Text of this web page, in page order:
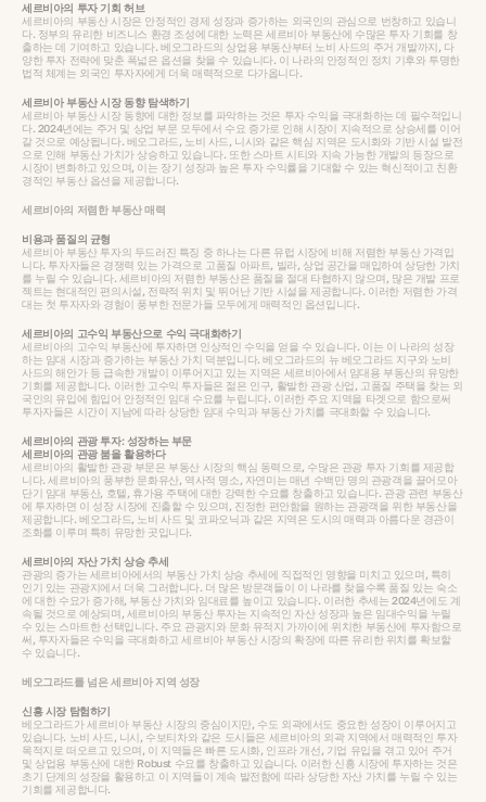
세르비아의 투자 기회 허브
세르비아의 부동산 시장은 안정적인 경제 성장과 증가하는 외국인의 관심으로 번창하고 있습니
다. 정부의 유리한 비즈니스 환경 조성에 대한 노력은 세르비아 부동산에 수많은 투자 기회를 창
출하는 데 기여하고 있습니다. 베오그라드의 상업용 부동산부터 노비 사드의 주거 개발까지, 다
양한 투자 전략에 맞춘 폭넓은 옵션을 찾을 수 있습니다. 이 나라의 안정적인 정치 기후와 투명한
법적 체계는 외국인 투자자에게 더욱 매력적으로 다가옵니다.
세르비아 부동산 시장 동향 탐색하기
세르비아 부동산 시장 동향에 대한 정보를 파악하는 것은 투자 수익을 극대화하는 데 필수적입니
다. 2024년에는 주거 및 상업 부문 모두에서 수요 증가로 인해 시장이 지속적으로 상승세를 이어
갈 것으로 예상됩니다. 베오그라드, 노비 사드, 니시와 같은 핵심 지역은 도시화와 기반 시설 발전
으로 인해 부동산 가치가 상승하고 있습니다. 또한 스마트 시티와 지속 가능한 개발의 등장으로
시장이 변화하고 있으며, 이는 장기 성장과 높은 투자 수익률을 기대할 수 있는 혁신적이고 친환
경적인 부동산 옵션을 제공합니다.
세르비아의 저렴한 부동산 매력
비용과 품질의 균형
세르비아 부동산 투자의 두드러진 특징 중 하나는 다른 유럽 시장에 비해 저렴한 부동산 가격입
니다. 투자자들은 경쟁력 있는 가격으로 고품질 아파트, 빌라, 상업 공간을 매입하여 상당한 가치
를 누릴 수 있습니다. 세르비아의 저렴한 부동산은 품질을 절대 타협하지 않으며, 많은 개발 프로
젝트는 현대적인 편의시설, 전략적 위치 및 뛰어난 기반 시설을 제공합니다. 이러한 저렴한 가격
대는 첫 투자자와 경험이 풍부한 전문가들 모두에게 매력적인 옵션입니다.
세르비아의 고수익 부동산으로 수익 극대화하기
세르비아의 고수익 부동산에 투자하면 인상적인 수익을 얻을 수 있습니다. 이는 이 나라의 성장
하는 임대 시장과 증가하는 부동산 가치 덕분입니다. 베오그라드의 뉴 베오그라드 지구와 노비
사드의 해안가 등 급속한 개발이 이루어지고 있는 지역은 세르비아에서 임대용 부동산의 유망한
기회를 제공합니다. 이러한 고수익 투자들은 젊은 인구, 활발한 관광 산업, 고품질 주택을 찾는 외
국인의 유입에 힘입어 안정적인 임대 수요를 누립니다. 이러한 주요 지역을 타겟으로 함으로써
투자자들은 시간이 지남에 따라 상당한 임대 수익과 부동산 가치를 극대화할 수 있습니다.
세르비아의 관광 투자: 성장하는 부문
세르비아의 관광 붐을 활용하다
세르비아의 활발한 관광 부문은 부동산 시장의 핵심 동력으로, 수많은 관광 투자 기회를 제공합
니다. 세르비아의 풍부한 문화유산, 역사적 명소, 자연미는 매년 수백만 명의 관광객을 끌어모아
단기 임대 부동산, 호텔, 휴가용 주택에 대한 강력한 수요를 창출하고 있습니다. 관광 관련 부동산
에 투자하면 이 성장 시장에 진출할 수 있으며, 진정한 편안함을 원하는 관광객을 위한 부동산을
제공합니다. 베오그라드, 노비 사드 및 코파오닉과 같은 지역은 도시의 매력과 아름다운 경관이
조화를 이루며 특히 유망한 곳입니다.
세르비아의 자산 가치 상승 추세
관광의 증가는 세르비아에서의 부동산 가치 상승 추세에 직접적인 영향을 미치고 있으며, 특히
인기 있는 관광지에서 더욱 그러합니다. 더 많은 방문객들이 이 나라를 찾을수록 품질 있는 숙소
에 대한 수요가 증가해, 부동산 가치와 임대료를 높이고 있습니다. 이러한 추세는 2024년에도 계
속될 것으로 예상되며, 세르비아의 부동산 투자는 지속적인 자산 성장과 높은 임대수익을 누릴
수 있는 스마트한 선택입니다. 주요 관광지와 문화 유적지 가까이에 위치한 부동산에 투자함으로
써, 투자자들은 수익을 극대화하고 세르비아 부동산 시장의 확장에 따른 유리한 위치를 확보할
수 있습니다.
베오그라드를 넘은 세르비아 지역 성장
신흥 시장 탐험하기
베오그라드가 세르비아 부동산 시장의 중심이지만, 수도 외곽에서도 중요한 성장이 이루어지고
있습니다. 노비 사드, 니시, 수보티차와 같은 도시들은 세르비아의 외곽 지역에서 매력적인 투자
목적지로 떠오르고 있으며, 이 지역들은 빠른 도시화, 인프라 개선, 기업 유입을 겪고 있어 주거
및 상업용 부동산에 대한 Robust 수요를 창출하고 있습니다. 이러한 신흥 시장에 투자하는 것은
초기 단계의 성장을 활용하고 이 지역들이 계속 발전함에 따라 상당한 자산 가치를 누릴 수 있는
기회를 제공합니다.